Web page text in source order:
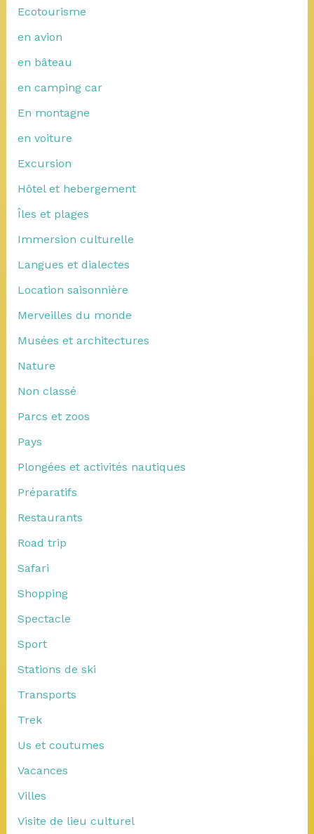
Ecotourisme
en avion
en bâteau
en camping car
En montagne
en voiture
Excursion
Hôtel et hebergement
Îles et plages
Immersion culturelle
Langues et dialectes
Location saisonnière
Merveilles du monde
Musées et architectures
Nature
Non classé
Parcs et zoos
Pays
Plongées et activités nautiques
Préparatifs
Restaurants
Road trip
Safari
Shopping
Spectacle
Sport
Stations de ski
Transports
Trek
Us et coutumes
Vacances
Villes
Visite de lieu culturel